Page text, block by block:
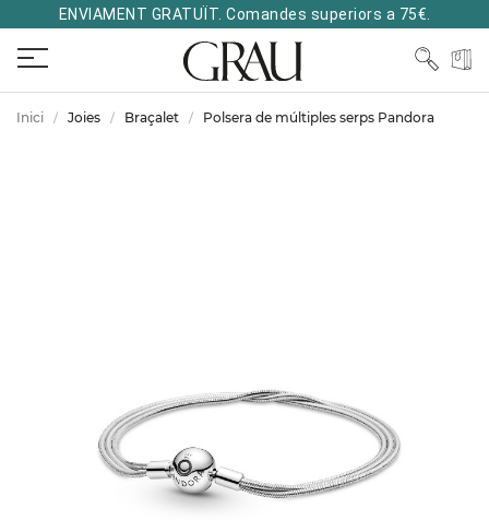
ENVIAMENT GRATUÏT. Comandes superiors a 75€.
Inici Joies Braçalet Polsera de múltiples serps Pandora